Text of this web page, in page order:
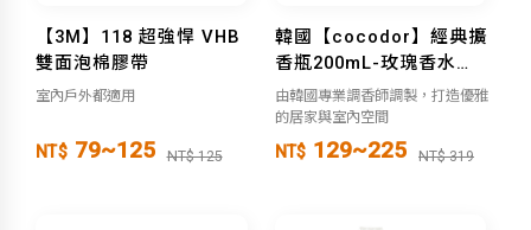
【3M】118 超強悍 VHB
雙面泡棉膠帶
室內戶外都適用
NT$ 79~125 NT$ 125
韓國【cocodor】經典擴
香瓶200mL-玫瑰香水
Rose Perfume
由韓國專業調香師調製，打造優雅
的居家與室內空間
NT$ 129~225 NT$ 319